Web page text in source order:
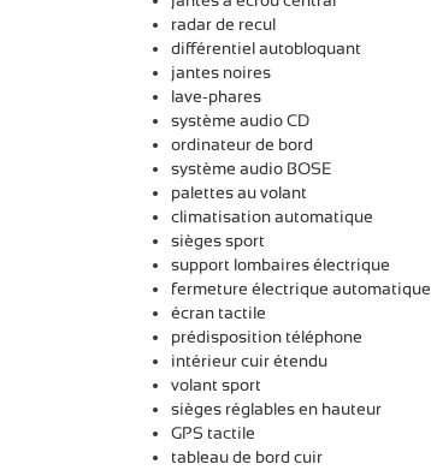
radar de recul
différentiel autobloquant
jantes noires
lave-phares
système audio CD
ordinateur de bord
système audio BOSE
palettes au volant
climatisation automatique
sièges sport
support lombaires électrique
fermeture électrique automatique
écran tactile
prédisposition téléphone
intérieur cuir étendu
volant sport
sièges réglables en hauteur
GPS tactile
tableau de bord cuir